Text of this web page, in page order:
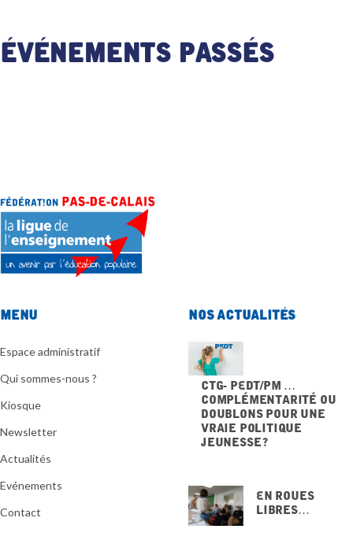
Événements passés
Menu
Espace administratif
Qui sommes-nous ?
Kiosque
Newsletter
Actualités
Evénements
Contact
Nos actualités
CTG- PEdT/PM …
Complémentarité ou
doublons pour une
vraie politique
jeunesse ?
En Roues
Libres…